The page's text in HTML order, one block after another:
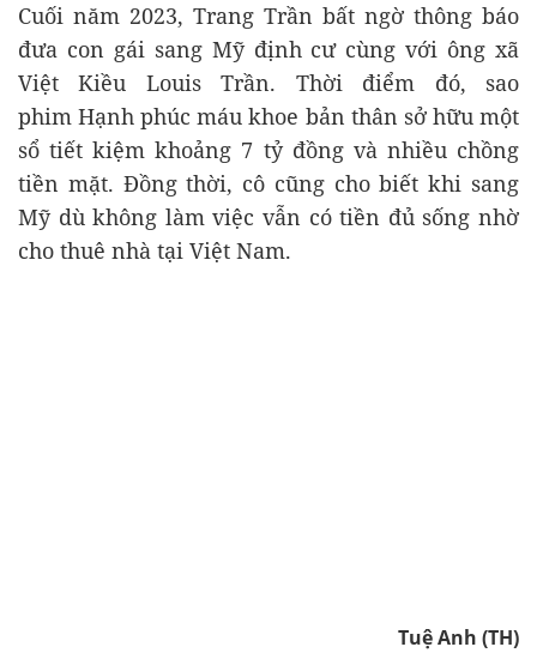
Cuối năm 2023, Trang Trần bất ngờ thông báo
đưa con gái sang Mỹ định cư cùng với ông xã
Việt Kiều Louis Trần. Thời điểm đó, sao
phim Hạnh phúc máu khoe bản thân sở hữu một
sổ tiết kiệm khoảng 7 tỷ đồng và nhiều chồng
tiền mặt. Đồng thời, cô cũng cho biết khi sang
Mỹ dù không làm việc vẫn có tiền đủ sống nhờ
cho thuê nhà tại Việt Nam.
Tuệ Anh (TH)